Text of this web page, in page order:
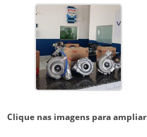
Clique nas imagens para ampliar